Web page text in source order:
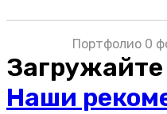
Портфолио 0
Наши